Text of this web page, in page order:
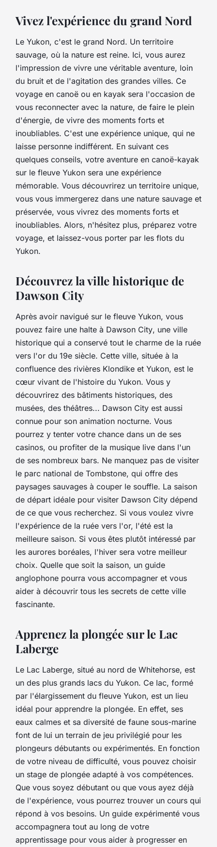
Vivez l'expérience du grand Nord
Le Yukon, c'est le grand Nord. Un territoire
sauvage, où la nature est reine. Ici, vous aurez
l'impression de vivre une véritable aventure, loin
du bruit et de l'agitation des grandes villes. Ce
voyage en canoë ou en kayak sera l'occasion de
vous reconnecter avec la nature, de faire le plein
d'énergie, de vivre des moments forts et
inoubliables. C'est une expérience unique, qui ne
laisse personne indifférent. En suivant ces
quelques conseils, votre aventure en canoë-kayak
sur le fleuve Yukon sera une expérience
mémorable. Vous découvrirez un territoire unique,
vous vous immergerez dans une nature sauvage et
préservée, vous vivrez des moments forts et
inoubliables. Alors, n'hésitez plus, préparez votre
voyage, et laissez-vous porter par les flots du
Yukon.
Découvrez la ville historique de
Dawson City
Après avoir navigué sur le fleuve Yukon, vous
pouvez faire une halte à Dawson City, une ville
historique qui a conservé tout le charme de la ruée
vers l'or du 19e siècle. Cette ville, située à la
confluence des rivières Klondike et Yukon, est le
cœur vivant de l'histoire du Yukon. Vous y
découvrirez des bâtiments historiques, des
musées, des théâtres... Dawson City est aussi
connue pour son animation nocturne. Vous
pourrez y tenter votre chance dans un de ses
casinos, ou profiter de la musique live dans l'un
de ses nombreux bars. Ne manquez pas de visiter
le parc national de Tombstone, qui offre des
paysages sauvages à couper le souffle. La saison
de départ idéale pour visiter Dawson City dépend
de ce que vous recherchez. Si vous voulez vivre
l'expérience de la ruée vers l'or, l'été est la
meilleure saison. Si vous êtes plutôt intéressé par
les aurores boréales, l'hiver sera votre meilleur
choix. Quelle que soit la saison, un guide
anglophone pourra vous accompagner et vous
aider à découvrir tous les secrets de cette ville
fascinante.
Apprenez la plongée sur le Lac
Laberge
Le Lac Laberge, situé au nord de Whitehorse, est
un des plus grands lacs du Yukon. Ce lac, formé
par l'élargissement du fleuve Yukon, est un lieu
idéal pour apprendre la plongée. En effet, ses
eaux calmes et sa diversité de faune sous-marine
font de lui un terrain de jeu privilégié pour les
plongeurs débutants ou expérimentés. En fonction
de votre niveau de difficulté, vous pouvez choisir
un stage de plongée adapté à vos compétences.
Que vous soyez débutant ou que vous ayez déjà
de l'expérience, vous pourrez trouver un cours qui
répond à vos besoins. Un guide expérimenté vous
accompagnera tout au long de votre
apprentissage pour vous aider à progresser en